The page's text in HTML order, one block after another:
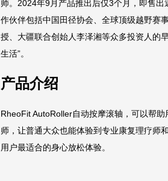
师。2024年9月产品推出后仅3个月，即售
作伙伴包括中国田径协会、全球顶级越野赛
授、大疆联合创始人李泽湘等众多投资人的
生活”。
产品介绍
RheoFit AutoRoller自动按摩滚轴，可以帮
师，让普通大众也能体验到专业康复理疗师
用户最适合的身心放松体验。